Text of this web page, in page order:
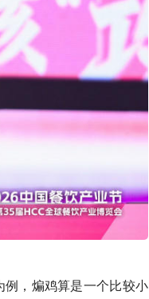
例，煸鸡算是一个比较小